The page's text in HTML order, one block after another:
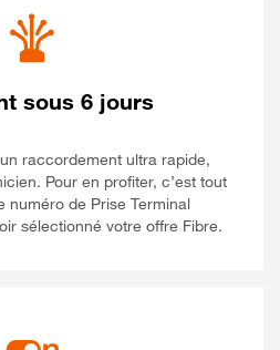
sous 6 jours
raccordement ultra rapide,
Pour en profiter, c’est tout
numéro de Prise Terminal
sélectionné votre offre Fibre.